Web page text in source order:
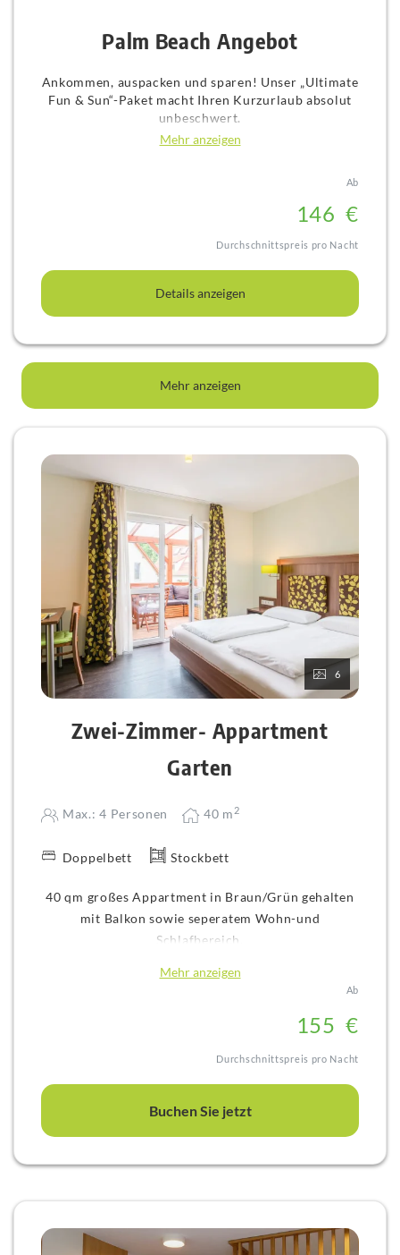
Palm Beach Angebot
Ankommen, auspacken und sparen! Unser „Ultimate
Fun & Sun“-Paket macht Ihren Kurzurlaub absolut
unbeschwert.
Genießen Sie eine erholsame Nacht in der
den Tag und erhalten Sie Ihre Eintrittskarten für die
Erlebniswelten direkt beim Check-in. Kein
Planungsstress, keine versteckten Kosten wir haben
alles perfekt für Sie organisiert!
Entspannung bieten:
Tag 1: Playmobil-Magie! Tauchen Sie ein in eine
(und Junggebliebenen) bei einem actiongeladenen
Tag 2: Tropisches Erlebnis! Tauchen Sie ein in das
ihre Kosten.
Tag 3: Garten-Idylle! Schalten Sie einen Gang zurück
und tanken Sie neue Energie bei einem entspannten
Tag in der Sonne unseres wunderschönen, grünen
Hotelgartens. Genießen Sie die Zeit, um einfach
durchzuatmen, zu relaxen und das Beisammensein
zu genießen.
Mehr anzeigen
Ab
146 €
Durchschnittspreis pro Nacht
Details anzeigen
Mehr anzeigen
6
Zwei-Zimmer- Appartment
Garten
Max.: 4 Personen 40 m2
Doppelbett Stockbett
40 qm großes Appartment in Braun/Grün gehalten
mit Balkon sowie seperatem Wohn-und
Schlafbereich.
Esstisch ein Stockbett für die Kinder, das extra gut
eine Küchenecke mit Kühlschrank und ein helles
Das Appartment liegt im ruhigen Nebengebäude
Mehr anzeigen
Ab
155 €
Durchschnittspreis pro Nacht
Buchen Sie jetzt